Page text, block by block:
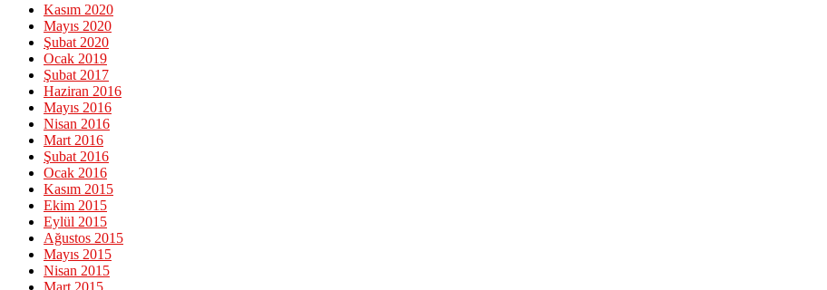
Kasım 2020
Mayıs 2020
Şubat 2020
Ocak 2019
Şubat 2017
Haziran 2016
Mayıs 2016
Nisan 2016
Mart 2016
Şubat 2016
Ocak 2016
Kasım 2015
Ekim 2015
Eylül 2015
Ağustos 2015
Mayıs 2015
Nisan 2015
Mart 2015